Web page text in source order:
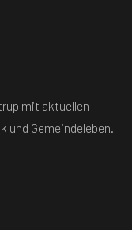
mit aktuellen
Gemeindeleben.